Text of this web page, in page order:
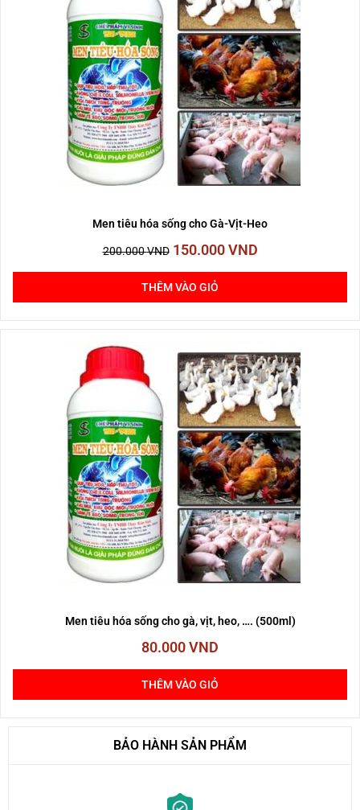
Men tiêu hóa sống cho Gà-Vịt-Heo
200.000VND 150.000VND
150.000 VND.
THÊM VÀO GIỎ
Men tiêu hóa sống cho gà, vịt, heo, …. (500ml)
80.000VND
THÊM VÀO GIỎ
BẢO HÀNH SẢN PHẨM